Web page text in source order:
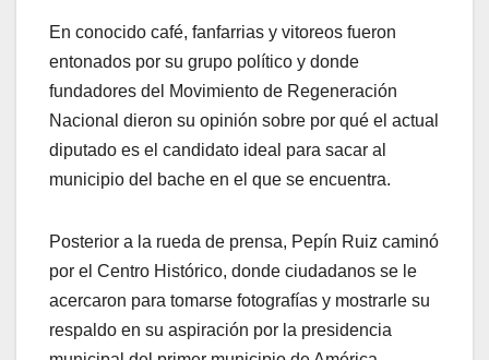
En conocido café, fanfarrias y vitoreos fueron
entonados por su grupo político y donde
fundadores del Movimiento de Regeneración
Nacional dieron su opinión sobre por qué el actual
diputado es el candidato ideal para sacar al
municipio del bache en el que se encuentra.
Posterior a la rueda de prensa, Pepín Ruiz caminó
por el Centro Histórico, donde ciudadanos se le
acercaron para tomarse fotografías y mostrarle su
respaldo en su aspiración por la presidencia